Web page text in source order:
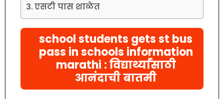
एसटी पास शाळेत
school students gets st bus
pass in schools information
marathi : विद्यार्थ्यांसाठी
आनंदाची बातमी